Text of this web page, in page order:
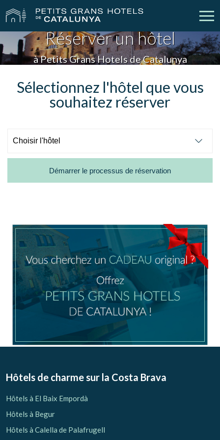
Nos Hôtels Escapades
Mariages
Chèques Cadeau Découvrez Catalogne
Location/nom de l'hôtel
CA ES EN
Réserver un hôtel
à Petits Grans Hotels de Catalunya
Sélectionnez l'hôtel que vous
souhaitez réserver
Démarrer le processus de réservation
Hôtels de charme sur la Costa Brava
Hôtels à El Baix Empordà
Hôtels à Begur
Hôtels à Calella de Palafrugell
Modifier les cookies
continuez à naviguer, vous acceptez leur installation.
pouvant, s'il le souhaite, empêcher leur installation sur son
action peut entraîner des difficultés de navigation sur le